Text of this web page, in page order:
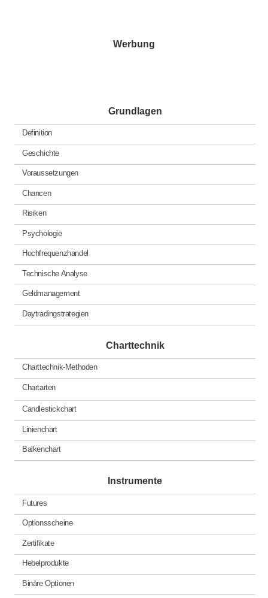
Werbung
Grundlagen
Definition
Geschichte
Voraussetzungen
Chancen
Risiken
Psychologie
Hochfrequenzhandel
Technische Analyse
Geldmanagement
Daytradingstrategien
Charttechnik
Charttechnik-Methoden
Chartarten
Candlestickchart
Linienchart
Balkenchart
Instrumente
Futures
Optionsscheine
Zertifikate
Hebelprodukte
Binäre Optionen